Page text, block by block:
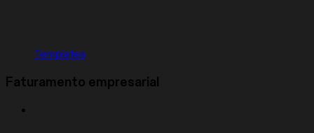
Templates
Faturamento empresarial